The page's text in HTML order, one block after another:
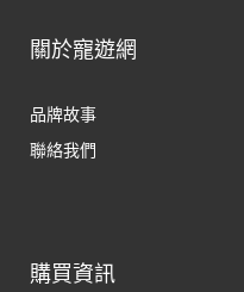
關於寵遊網
品牌故事
聯絡我們
購買資訊